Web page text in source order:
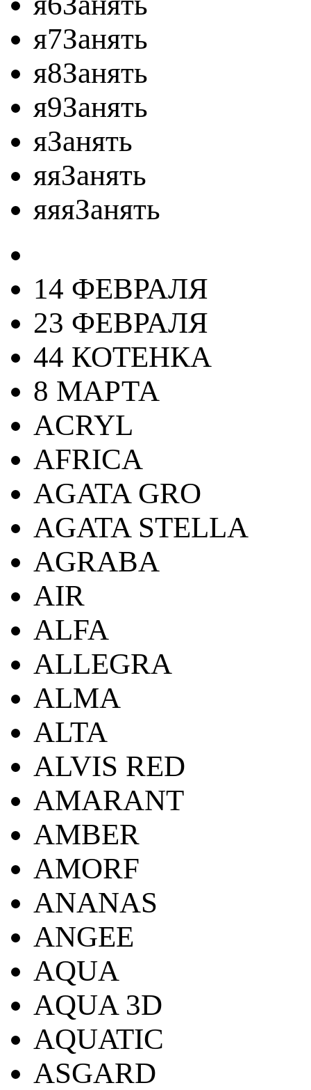
я7Занять
я8Занять
я9Занять
яЗанять
яяЗанять
яяяЗанять
14 ФЕВРАЛЯ
23 ФЕВРАЛЯ
44 КОТЕНКА
8 МАРТА
ACRYL
AFRICA
AGATA GRO
AGATA STELLA
AGRABA
AIR
ALFA
ALLEGRA
ALMA
ALTA
ALVIS RED
AMARANT
AMBER
AMORF
ANANAS
ANGEE
AQUA
AQUA 3D
AQUATIC
ASGARD